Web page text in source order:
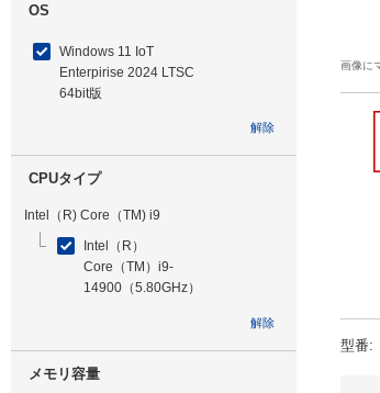
OS
Windows 11 IoT
Enterpirise 2024 LTSC
64bit版
解除
CPUタイプ
Intel（R) Core（TM) i9
Intel（R）
Core（TM）i9-
14900（5.80GHz）
解除
メモリ容量
画像に
型番: